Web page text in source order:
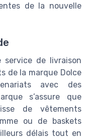
de la nouvelle
service de livraison
de la marque Dolce
avec des
s’assure que
de vêtements
ou de baskets
délais tout en